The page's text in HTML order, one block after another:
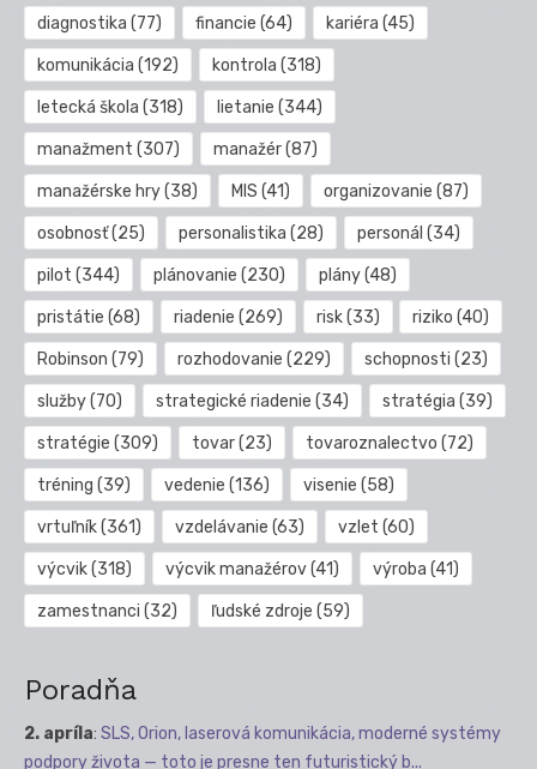
diagnostika (77) financie (64) kariéra (45)
komunikácia (192) kontrola (318)
letecká škola (318) lietanie (344)
manažment (307) manažér(87)
manažérske hry(38) MIS (41) organizovanie (87)
osobnosť(25) personalistika (28) personál (34)
pilot (344) plánovanie (230) plány(48)
pristátie (68) riadenie (269) risk(33) riziko (40)
Robinson (79) rozhodovanie (229) schopnosti (23)
služby(70) strategické riadenie (34) stratégia (39)
stratégie (309) tovar(23) tovaroznalectvo (72)
tréning (39) vedenie (136) visenie (58)
vrtuľník(361) vzdelávanie (63) vzlet (60)
výcvik(318) výcvik manažérov(41) výroba (41)
zamestnanci (32) ľudské zdroje (59)
Poradňa
2. apríla: SLS, Orion, laserová komunikácia, moderné systémy
podpory života — toto je presne ten futuristický b...